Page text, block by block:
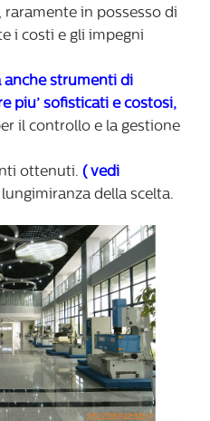
in possesso di
i costi e gli impegni
anche strumenti di
piu’ sofisticati e costosi,
il controllo e la gestione
ottenuti. ( vedi
della scelta.